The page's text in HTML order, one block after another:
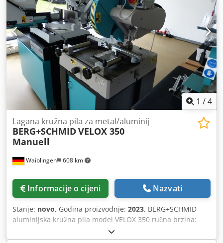
1 /4
Waiblingen 608 km
Lagana kružna pila za metal/aluminij
BERG+SCHMIDVELOX 350
Manuell
Informacije o cijeni Nazvati
Stanje: novo, Godina proizvodnje: 2023, BERG+SCHMID
aluminijska kružna pila model VELOX 350 ručna brzina:
1800+3600 o/min Dodpfsr Ilktex Ailskr • Mitra lijevi. +
ponovno 45° • Kutni rezovi glave do 45° (Schifter) • Okretna